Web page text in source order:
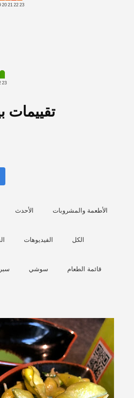
20 21 22 23
23
تقييمات
الأحدث الأطعمة والمشروبات
الفيديوهات الكل
سوشي قائمة الطعام